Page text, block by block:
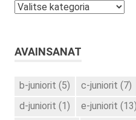
Kategoriat
AVAINSANAT
b-juniorit (5) c-juniorit (7)
d-juniorit (1) e-juniorit (13)